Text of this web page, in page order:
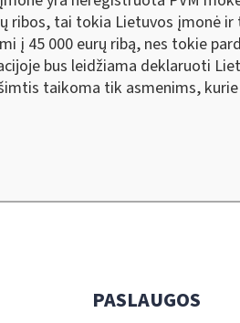
ribos, tai tokia Lietuvos įmonė
į 45 000 eurų ribą, nes tokie
bus leidžiama deklaruoti
taikoma tik asmenims,
PASLAUGOS